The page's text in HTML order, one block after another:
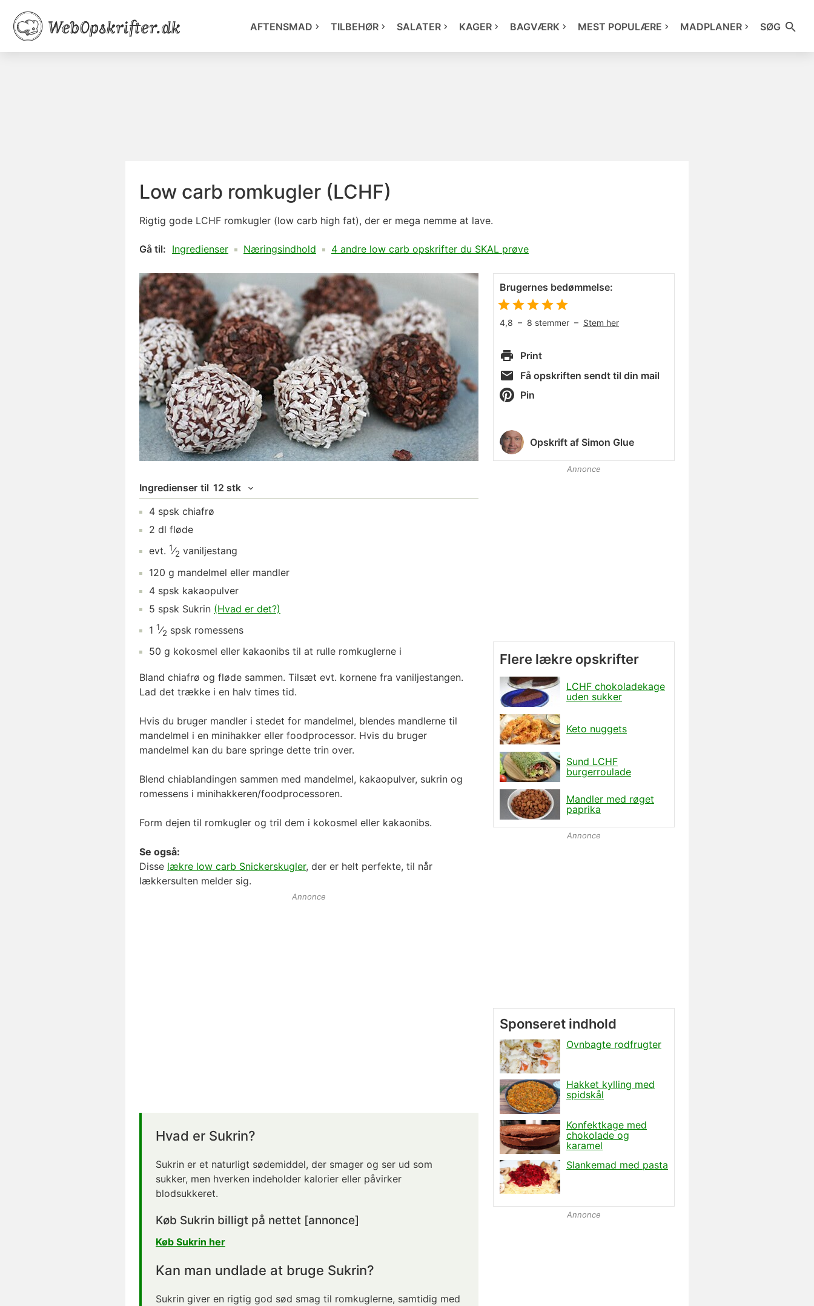
AFTENSMAD TILBEHØR SALATER KAGER BAGVÆRK MEST POPULÆRE MADPLANER SØG
Low carb romkugler (LCHF)
Rigtig gode LCHF romkugler (low carb high fat), der er mega nemme at lave.
Gå til: Ingredienser Næringsindhold 4 andre low carb opskrifter du SKAL prøve
Ingredienser til 12 stk
4 spsk chiafrø
2 dl fløde
evt. 1⁄2 vaniljestang
120 g mandelmel eller mandler
4 spsk kakaopulver
5 spsk Sukrin (Hvad er det?)
1 1⁄2 spsk romessens
50 g kokosmel eller kakaonibs til at rulle romkuglerne i
Bland chiafrø og fløde sammen. Tilsæt evt. kornene fra vaniljestangen.
Lad det trække i en halv times tid.
Hvis du bruger mandler i stedet for mandelmel, blendes mandlerne til
mandelmel i en minihakker eller foodprocessor. Hvis du bruger
mandelmel kan du bare springe dette trin over.
Blend chiablandingen sammen med mandelmel, kakaopulver, sukrin og
romessens i minihakkeren/foodprocessoren.
Form dejen til romkugler og tril dem i kokosmel eller kakaonibs.
Se også:
Disse lækre low carb Snickerskugler, der er helt perfekte, til når
lækkersulten melder sig.
Annonce
Hvad er Sukrin?
Sukrin er et naturligt sødemiddel, der smager og ser ud som
sukker, men hverken indeholder kalorier eller påvirker
blodsukkeret.
Køb Sukrin billigt på nettet [annonce]
Køb Sukrin her
Kan man undlade at bruge Sukrin?
Sukrin giver en rigtig god sød smag til romkuglerne, samtidig med
Brugernes bedømmelse:
4,8 – 8 stemmer – Stem her
Print
Få opskriften sendt til din mail
Pin
Opskrift af Simon Glue
Annonce
Flere lækre opskrifter
LCHF chokoladekage
uden sukker
Keto nuggets
Sund LCHF
burgerroulade
Mandler med røget
paprika
Annonce
Annonce